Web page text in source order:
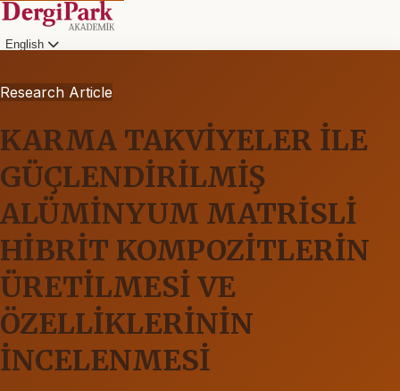
English
Research Article
KARMA TAKVİYELER İLE
GÜÇLENDİRİLMİŞ
ALÜMİNYUM MATRİSLİ
HİBRİT KOMPOZİTLERİN
ÜRETİLMESİ VE
ÖZELLİKLERİNİN
İNCELENMESİ